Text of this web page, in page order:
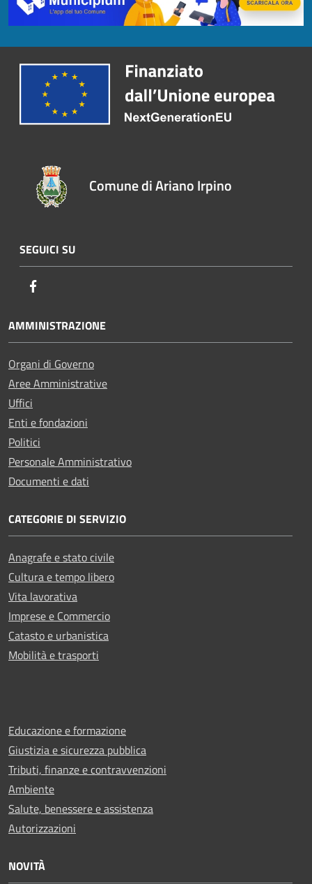
Comune di Ariano Irpino
SEGUICI SU
AMMINISTRAZIONE
Organi di Governo
Aree Amministrative
Uffici
Enti e fondazioni
Politici
Personale Amministrativo
Documenti e dati
CATEGORIE DI SERVIZIO
Anagrafe e stato civile
Cultura e tempo libero
Vita lavorativa
Imprese e Commercio
Catasto e urbanistica
Mobilità e trasporti
Educazione e formazione
Giustizia e sicurezza pubblica
Tributi, finanze e contravvenzioni
Ambiente
Salute, benessere e assistenza
Autorizzazioni
NOVITÀ